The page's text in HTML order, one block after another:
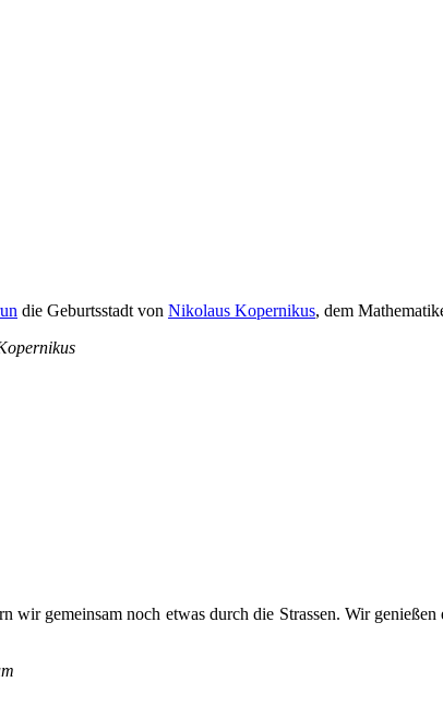
die Geburtsstadt von Nikolaus Kopernikus, dem
gemeinsam noch etwas durch die Strassen. Wir